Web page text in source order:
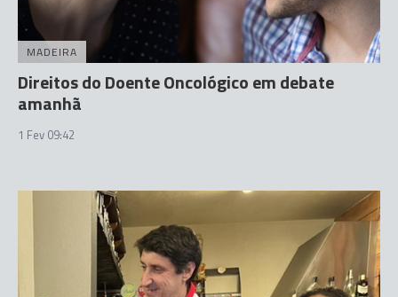
MADEIRA
Direitos do Doente Oncológico em debate
amanhã
1 Fev 09:42